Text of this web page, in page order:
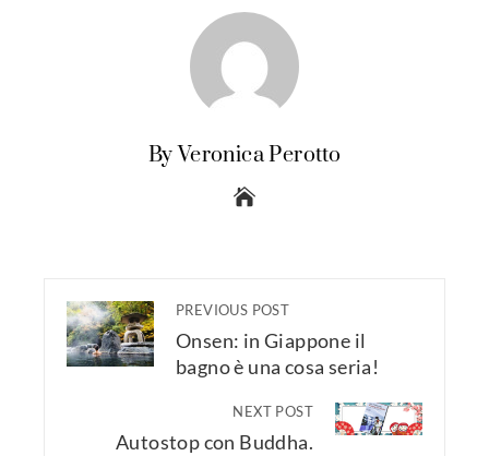
By Veronica Perotto
PREVIOUS POST
Onsen: in Giappone il
bagno è una cosa seria!
NEXT POST
Autostop con Buddha.